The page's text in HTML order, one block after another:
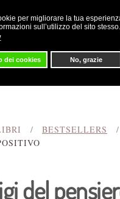
per migliorare la tua
sull’utilizzo del sito stesso.
dei cookies No, grazie
content
BESTSELLERS
del